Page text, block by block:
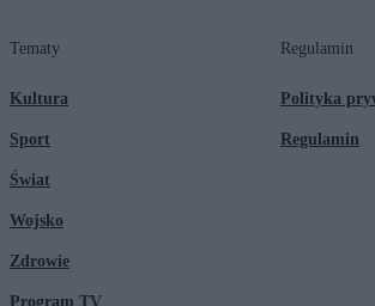
Tematy
Kultura
Sport
Świat
Wojsko
Zdrowie
Program TV
Regulamin
Polityka
Regulamin